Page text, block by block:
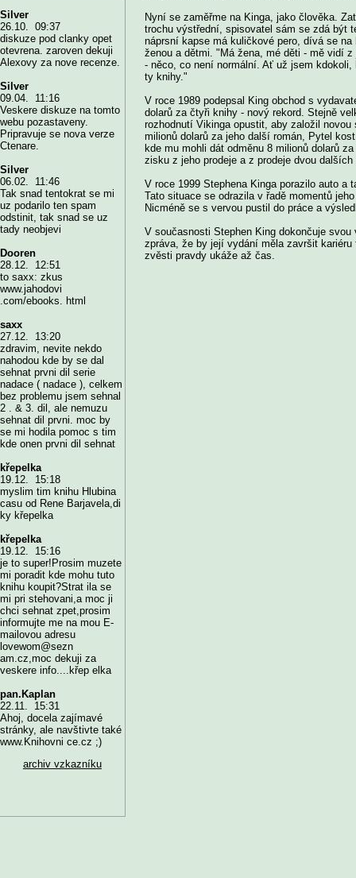
Nyní se zaměřme na Kinga, jako člověka.
trochu výstřední, spisovatel sám se zdá být
náprsní kapse má kuličkové pero, dívá se
ženou a dětmi. "Má žena, mé děti - mě vidí
- něco, co není normální. Ať už jsem
ty knihy."
V roce 1989 podepsal King obchod s
dolarů za čtyři knihy - nový rekord. Stejně
rozhodnutí Vikinga opustit, aby založil
milionů dolarů za jeho další román, Pytel
kde mu mohli dát odměnu 8 milionů dolarů
zisku z jeho prodeje a z prodeje dvou
V roce 1999 Stephena Kinga porazilo auto a
Tato situace se odrazila v řadě momentů
Nicméně se s vervou pustil do práce a
V současnosti Stephen King dokončuje
zpráva, že by její vydání měla završit
zvěsti pravdy ukáže až čas.
Silver
26.10. 09:37
diskuze pod clanky opet
otevrena. zaroven dekuji
Alexovy za nove recenze.
Silver
09.04. 11:16
Veskere diskuze na tomto
webu pozastaveny.
Pripravuje se nova verze
Ctenare.
Silver
06.02. 11:46
Tak snad tentokrat se mi
uz podarilo ten spam
odstinit, tak snad se uz
tady neobjevi
Dooren
28.12. 12:51
to saxx: zkus
www.jahodovi
.com/ebooks. html
saxx
27.12. 13:20
zdravim, nevite nekdo
nahodou kde by se dal
sehnat prvni dil serie
nadace ( nadace ), celkem
bez problemu jsem sehnal
2 . & 3. dil, ale nemuzu
sehnat dil prvni. moc by
se mi hodila pomoc s tim
kde onen prvni dil sehnat
křepelka
19.12. 15:18
myslim tim knihu Hlubina
casu od Rene Barjavela,di
ky křepelka
křepelka
19.12. 15:16
je to super!Prosim muzete
mi poradit kde mohu tuto
knihu koupit?Strat ila se
mi pri stehovani,a moc ji
chci sehnat zpet,prosim
informujte me na mou E-
mailovou adresu
lovewom@sezn
am.cz,moc dekuji za
veskere info....křep elka
pan.Kaplan
22.11. 15:31
Ahoj, docela zajímavé
stránky, ale navštivte také
www.Knihovni ce.cz ;)
archiv vzkazníku